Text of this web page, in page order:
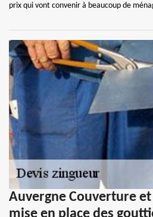
prix qui vont convenir à beaucoup de
Auvergne Couverture
mise en place des